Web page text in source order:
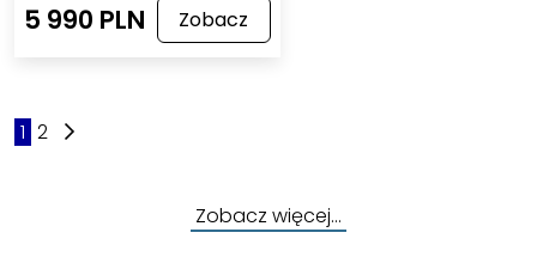
5 990 PLN Zobacz
1 2
Zobacz więcej…